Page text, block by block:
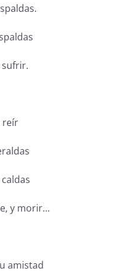
reír
y morir…
amistad